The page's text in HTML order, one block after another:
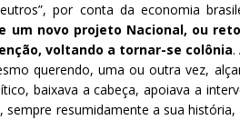
por conta da economia
um novo projeto Nacional, ou
voltando a tornar-se colônia.
querendo, uma ou outra vez,
baixava a cabeça, apoiava a
sempre resumidamente a sua